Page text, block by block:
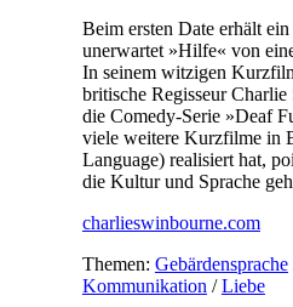
Beim ersten Date erhält ein
unerwartet »Hilfe« von
In seinem witzigen
britische Regisseur
die Comedy-Serie »Deaf
viele weitere Kurzfilme in
Language) realisiert hat,
die Kultur und Sprache
charlieswinbourne.com
Themen: Gebärdensprache
Kommunikation /Liebe